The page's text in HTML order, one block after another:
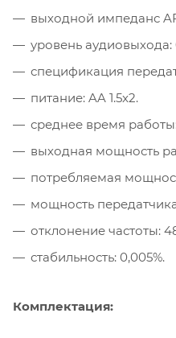
выходной импеданс
уровень аудиовыхода:
спецификация
питание: AA 1.5x2.
среднее время
выходная мощность
потребляемая
мощность
отклонение частоты:
стабильность: 0,005%.
Комплектация: